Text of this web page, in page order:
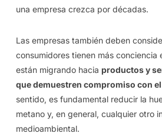
una empresa crezca por décadas.
Las empresas también deben
consumidores tienen más conciencia
están migrando hacia productos y
que demuestren compromiso con
sentido, es fundamental reducir la
metano y, en general, cualquier otro
medioambiental.